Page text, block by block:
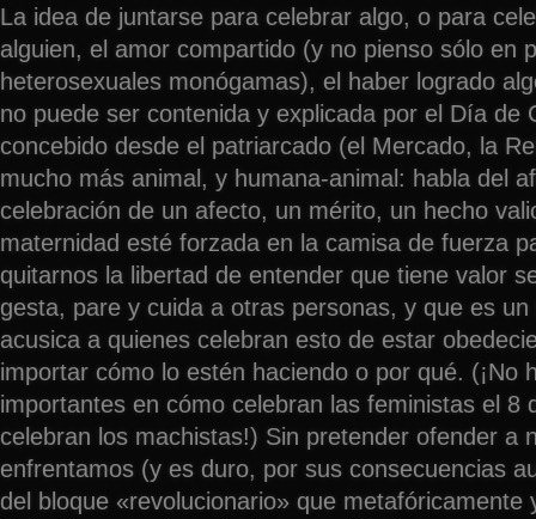
La idea de juntarse para celebrar algo, o para
alguien, el amor compartido (y no pienso sólo en
heterosexuales monógamas), el haber logrado
no puede ser contenida y explicada por el Día de
concebido desde el patriarcado (el Mercado, la
mucho más animal, y humana-animal: habla del
celebración de un afecto, un mérito, un hecho
maternidad esté forzada en la camisa de fuerza
quitarnos la libertad de entender que tiene valor
gesta, pare y cuida a otras personas, y que es
acusica a quienes celebran esto de estar
importar cómo lo estén haciendo o por qué. (¡No
importantes en cómo celebran las feministas el 8
celebran los machistas!) Sin pretender ofender a
enfrentamos (y es duro, por sus consecuencias
del bloque «revolucionario» que metafóricamente